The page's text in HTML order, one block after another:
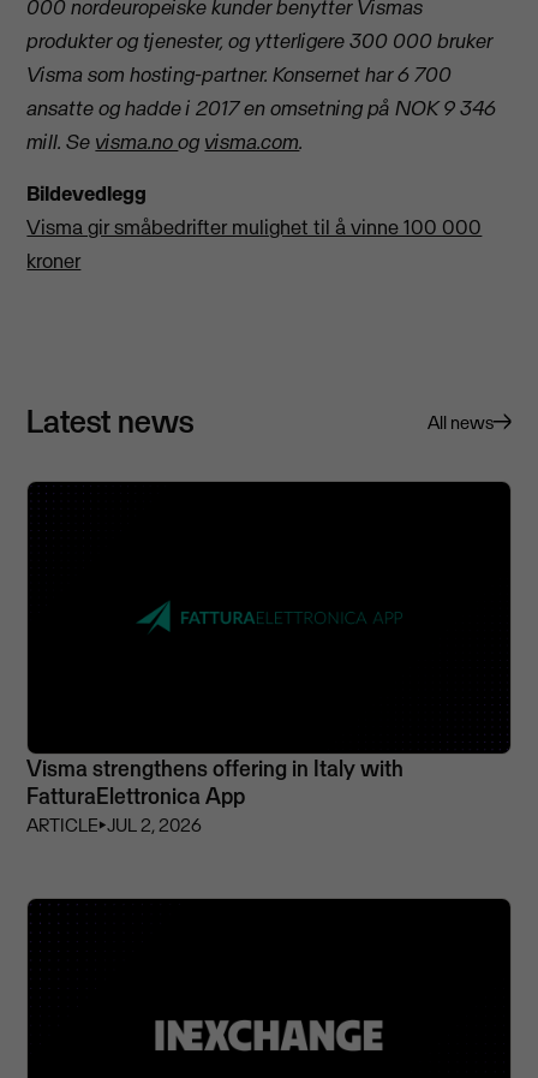
000 nordeuropeiske kunder benytter Vismas
produkter og tjenester, og ytterligere 300 000 bruker
Visma som hosting-partner. Konsernet har 6 700
ansatte og hadde i 2017 en omsetning på NOK 9 346
mill. Se visma.noog visma.com.
Bildevedlegg
Visma gir småbedrifter mulighet til å vinne 100 000
kroner
Latest news All news
Visma strengthens offering in Italy with
FatturaElettronica App
ARTICLE⏵JUL 2, 2026